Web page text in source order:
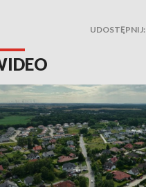
UDOSTĘPNIJ: